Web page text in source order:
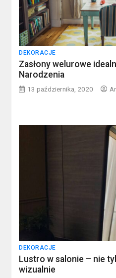
DEKORACJE
Zasłony welurowe
Narodzenia
13 października, 2020
DEKORACJE
Lustro w salonie – nie
wizualnie